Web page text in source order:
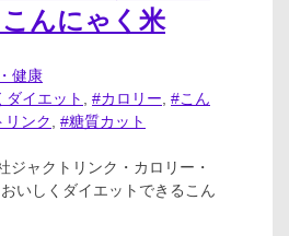
んにゃく米
健康
ダイエット #カロリー #こん
リンク #糖質カット
ジャクトリンク・カロリー・
いしくダイエットできるこん